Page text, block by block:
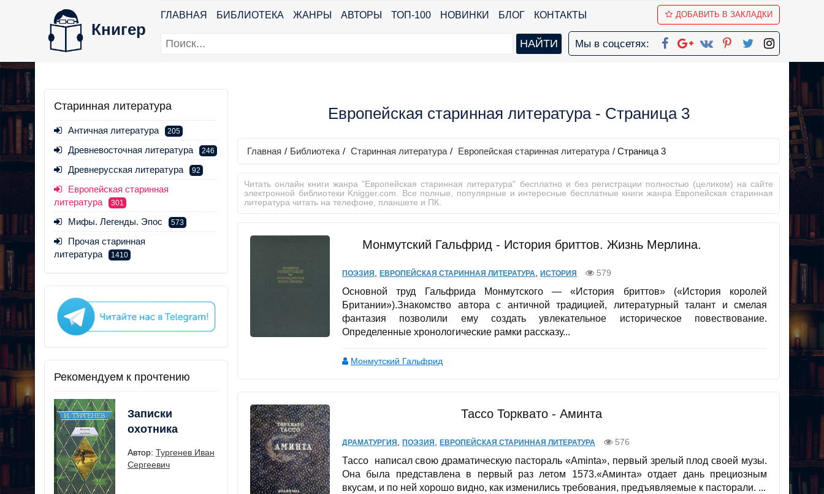
Книгер
ГЛАВНАЯ БИБЛИОТЕКА ЖАНРЫ АВТОРЫ ТОП-100 НОВИНКИ БЛОГ КОНТАКТЫ ДОБАВИТЬ В ЗАКЛАДКИ
Мы в соцсетях:
Старинная литература
Античная литература 205
Древневосточная литература 246
Древнерусская литература 92
Европейская старинная
литература
301
Мифы. Легенды. Эпос 573
Прочая старинная
литература
1410
Рекомендуем к прочтению
Записки
охотника
Автор: Тургенев Иван
Сергеевич
Европейская старинная литература - Страница 3
Главная / Библиотека / Старинная литература / Европейская старинная литература / Страница 3
Читать онлайн книги жанра "Европейская старинная литература" бесплатно и без регистрации полностью (целиком) на сайте
электронной библиотеки Knigger.com. Все полные, популярные и интересные бесплатные книги жанра Европейская старинная
литература читать на телефоне, планшете и ПК.
Монмутский Гальфрид - История бриттов. Жизнь Мерлина.
ПОЭЗИЯ ЕВРОПЕЙСКАЯ СТАРИННАЯ ЛИТЕРАТУРА ИСТОРИЯ 579
Основной труд Гальфрида Монмутского — «История бриттов» («История королей
Британии»).Знакомство автора с античной традицией, литературный талант и смелая
фантазия позволили ему создать увлекательное историческое повествование.
Определенные хронологические рамки рассказу...
Монмутский Гальфрид
Тассо Торквато - Аминта
ДРАМАТУРГИЯ ПОЭЗИЯ ЕВРОПЕЙСКАЯ СТАРИННАЯ ЛИТЕРАТУРА 576
Тассо написал свою драматическую пастораль «Aminta», первый зрелый плод своей музы.
Она была представлена в первый раз летом 1573.«Аминта» отдает дань прециозным
вкусам, и по ней хорошо видно, как изменились требования, предъявляемые к пасторали. ...